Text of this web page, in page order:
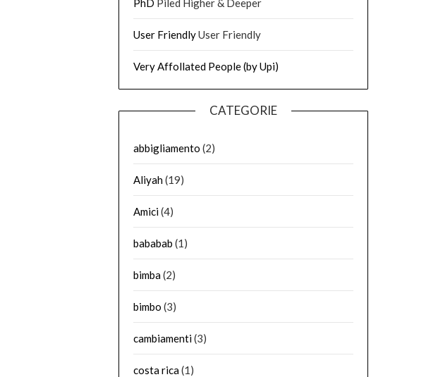
PhD Piled Higher & Deeper
User FriendlyUser Friendly
Very Affollated People (by Upi)
CATEGORIE
abbigliamento (2)
Aliyah(19)
Amici(4)
bababab (1)
bimba(2)
bimbo (3)
cambiamenti(3)
costa rica(1)